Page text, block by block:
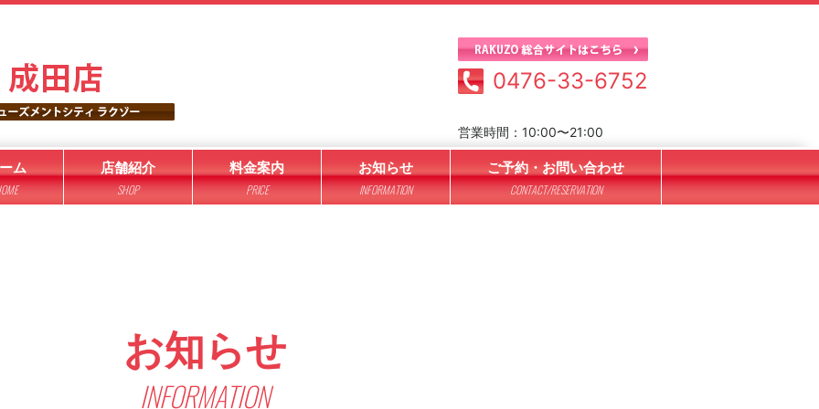
0476-33-6752
営業時間：10:00〜21:00
ム 店舗紹介
SHOP
料金案内
PRICE
お知らせ
INFORMATION
ご予約・お問い合わせ
CONTACT/RESERVATION
お知らせ
INFORMATION